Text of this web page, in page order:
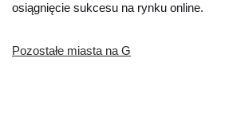
osiągnięcie sukcesu na rynku online.
Pozostałe miasta na G